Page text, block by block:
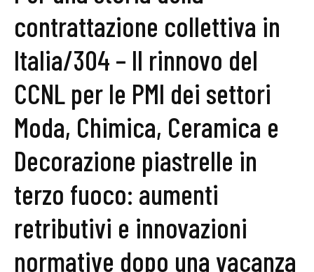
contrattazione collettiva in
Italia/304 – Il rinnovo del
CCNL per le PMI dei settori
Moda, Chimica, Ceramica e
Decorazione piastrelle in
terzo fuoco: aumenti
retributivi e innovazioni
normative dopo una vacanza